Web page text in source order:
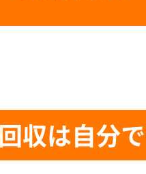
収は自分